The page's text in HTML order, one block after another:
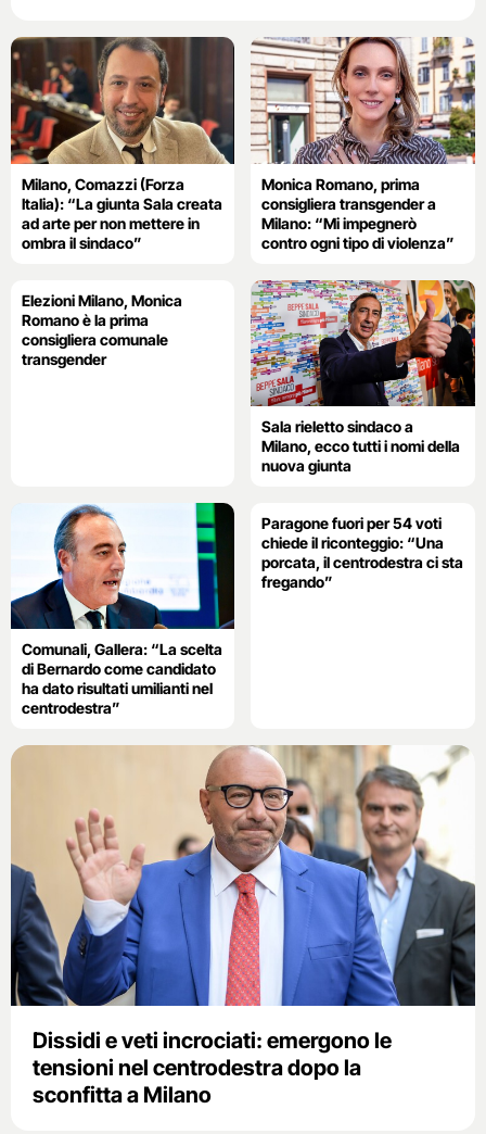
Milano, Comazzi (Forza
Italia): “La giunta Sala creata
ad arte per non mettere in
ombra il sindaco”
Monica Romano, prima
consigliera transgender a
Milano: “Mi impegnerò
contro ogni tipo di violenza”
Elezioni Milano, Monica
Romano è la prima
consigliera comunale
transgender
Sala rieletto sindaco a
Milano, ecco tutti i nomi della
nuova giunta
Comunali, Gallera: “La scelta
di Bernardo come candidato
ha dato risultati umilianti nel
centrodestra”
Paragone fuori per 54 voti
chiede il riconteggio: “Una
porcata, il centrodestra ci sta
fregando”
Dissidi e veti incrociati: emergono le
tensioni nel centrodestra dopo la
sconfitta a Milano